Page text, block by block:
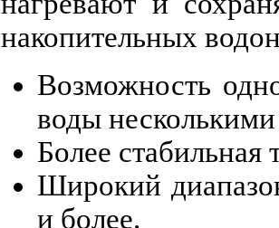
накопительных
Возможность
воды
Более стабильная
Широкий
и более.